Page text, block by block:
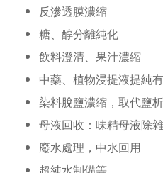
反滲透膜濃縮
糖、醇分離純化
飲料澄清、果汁濃縮
中藥、植物浸提液提純
染料脫鹽濃縮，取代鹽
母液回收：味精母液除
廢水處理，中水回用